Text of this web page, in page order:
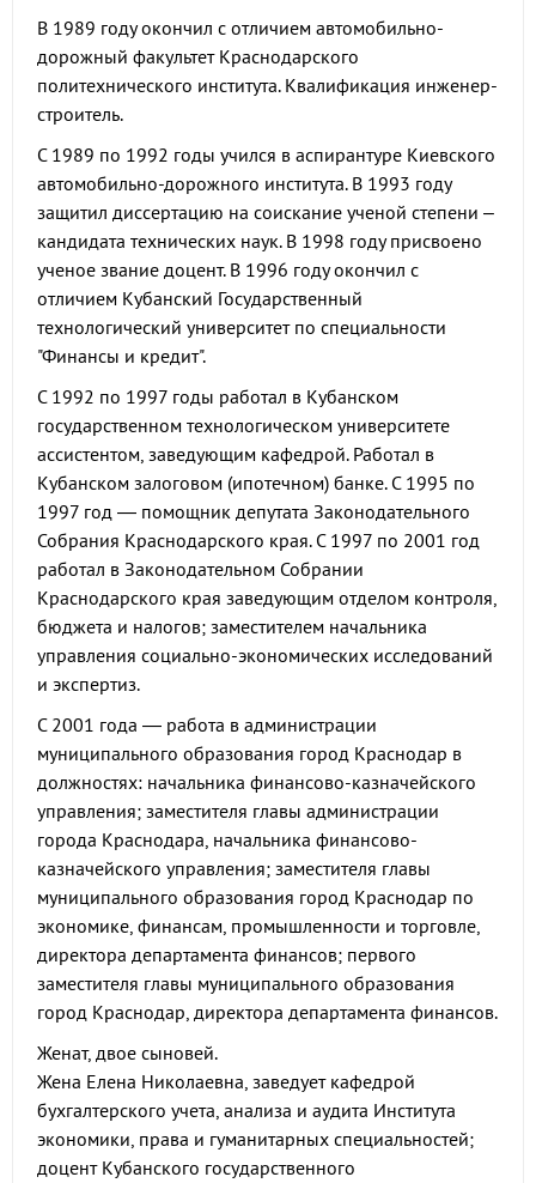
В 1989 году окончил с отличием автомобильно-
дорожный факультет Краснодарского
политехнического института. Квалификация инженер-
строитель.
С 1989 по 1992 годы учился в аспирантуре Киевского
автомобильно-дорожного института. В 1993 году
защитил диссертацию на соискание ученой степени –
кандидата технических наук. В 1998 году присвоено
ученое звание доцент. В 1996 году окончил с
отличием Кубанский Государственный
технологический университет по специальности
"Финансы и кредит".
С 1992 по 1997 годы работал в Кубанском
государственном технологическом университете
ассистентом, заведующим кафедрой. Работал в
Кубанском залоговом (ипотечном) банке. С 1995 по
1997 год — помощник депутата Законодательного
Собрания Краснодарского края. С 1997 по 2001 год
работал в Законодательном Собрании
Краснодарского края заведующим отделом контроля,
бюджета и налогов; заместителем начальника
управления социально-экономических исследований
и экспертиз.
С 2001 года — работа в администрации
муниципального образования город Краснодар в
должностях: начальника финансово-казначейского
управления; заместителя главы администрации
города Краснодара, начальника финансово-
казначейского управления; заместителя главы
муниципального образования город Краснодар по
экономике, финансам, промышленности и торговле,
директора департамента финансов; первого
заместителя главы муниципального образования
город Краснодар, директора департамента финансов.
Женат, двое сыновей.
Жена Елена Николаевна, заведует кафедрой
бухгалтерского учета, анализа и аудита Института
экономики, права и гуманитарных специальностей;
доцент Кубанского государственного